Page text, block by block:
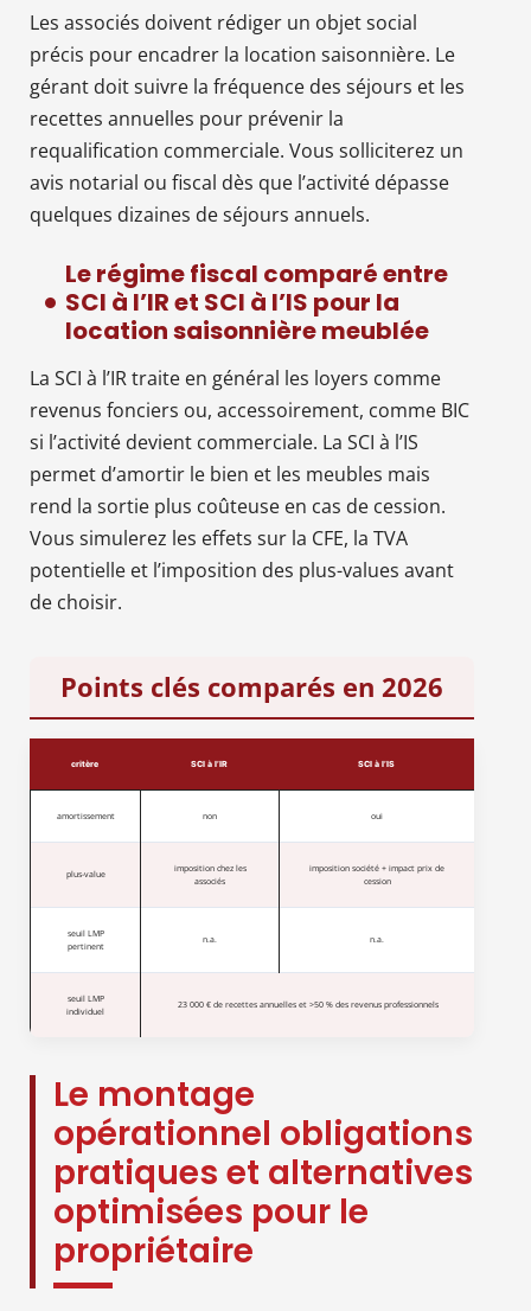
Les associés doivent rédiger un objet social
précis pour encadrer la location saisonnière. Le
gérant doit suivre la fréquence des séjours et les
recettes annuelles pour prévenir la
requalification commerciale. Vous solliciterez un
avis notarial ou fiscal dès que l’activité dépasse
quelques dizaines de séjours annuels.
Le régime fiscal comparé entre
SCI à l’IR et SCI à l’IS pour la
location saisonnière meublée
La SCI à l’IR traite en général les loyers comme
revenus fonciers ou, accessoirement, comme BIC
si l’activité devient commerciale. La SCI à l’IS
permet d’amortir le bien et les meubles mais
rend la sortie plus coûteuse en cas de cession.
Vous simulerez les effets sur la CFE, la TVA
potentielle et l’imposition des plus-values avant
de choisir.
Points clés comparés en 2026
critère SCI à l’IR SCI à l’IS
amortissement non oui
plus-value
imposition chez les
associés
imposition société + impact prix de
cession
seuil LMP
pertinent
n.a. n.a.
seuil LMP
individuel
23 000 € de recettes annuelles et >50 % des revenus professionnels
Le montage
opérationnel obligations
pratiques et alternatives
optimisées pour le
propriétaire